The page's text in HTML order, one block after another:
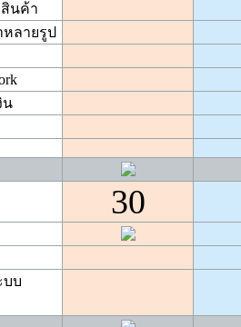
นค้า
ลายรูป
น
30
บบ